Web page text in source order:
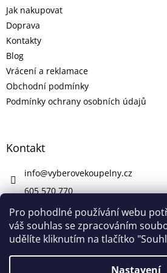
Pro pohodlné používání webu
váš souhlas se zpracováním
udělíte kliknutím na tlačítko
Nastavení
Jak nakupovat
Doprava
Kontakty
Blog
Vrácení a reklamace
Obchodní podmínky
Podmínky ochrany osobních údajů
Kontakt
info@vyberovekoupelny.cz
605 570 770
https://www.facebook.com/